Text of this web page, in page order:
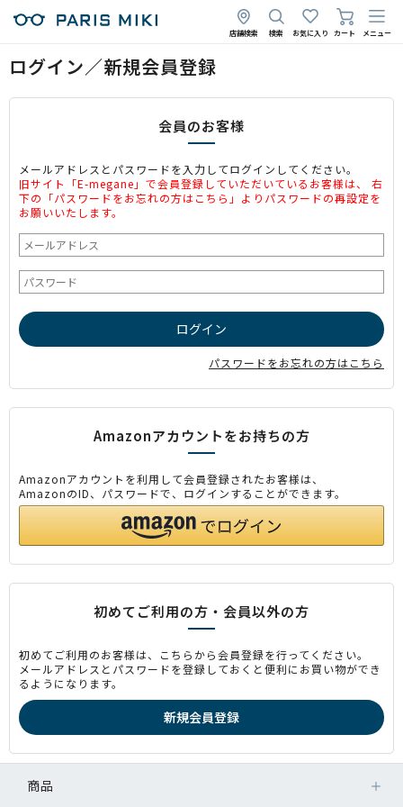
店舗検索 検索 お気に入り カート メニュー
ログイン／新規会員登録
会員のお客様
メールアドレスとパスワードを入力してログインしてください。
旧サイト「E-megane」で会員登録していただいているお客様は、 右
下の「パスワードをお忘れの方はこちら」よりパスワードの再設定を
お願いいたします。
パスワードをお忘れの方はこちら
Amazonアカウントをお持ちの方
Amazonアカウントを利用して会員登録されたお客様は、
AmazonのID、パスワードで、ログインすることができます。
初めてご利用の方・会員以外の方
初めてご利用のお客様は、こちらから会員登録を行ってください。
メールアドレスとパスワードを登録しておくと便利にお買い物ができ
るようになります。
商品